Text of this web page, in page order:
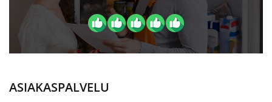
ASIAKASPALVELU